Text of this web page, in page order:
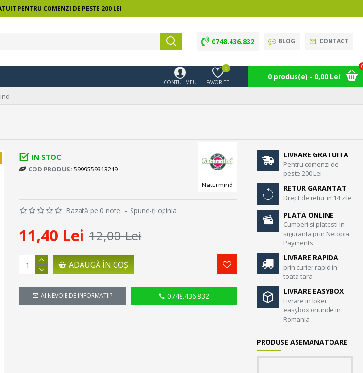
PENTRU COMENZI DE PESTE 200 LEI
0748.436.832 BLOG CONTACT
CONTUL MEU FAVORITE
0
0 produs(e) - 0,00 Lei
IN STOC
COD PRODUS: 5999559313219
Naturmind
Bazată pe 0 note. - Spune-ţi opinia
11,40 Lei 12,00 Lei
ADAUGĂ ÎN COŞ
AI NEVOIE DE INFORMATII? 0748.436.832
LIVRARE GRATUITA
Pentru comenzi de
peste 200 Lei
RETUR GARANTAT
Drept de retur in 14 zile
PLATA ONLINE
Cumperi si platesti in
siguranta prin Netopia
Payments
LIVRARE RAPIDA
prin curier rapid in
toata tara
LIVRARE EASYBOX
Livrare in loker
easybox oriunde in
Romania
PRODUSE ASEMANATOARE